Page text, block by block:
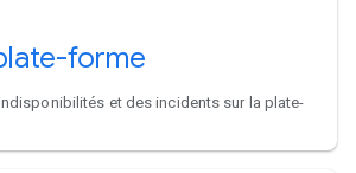
forme
et des incidents sur la plate-